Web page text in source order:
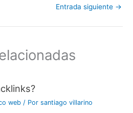
Entrada siguiente →
web / Porsantiago villarino